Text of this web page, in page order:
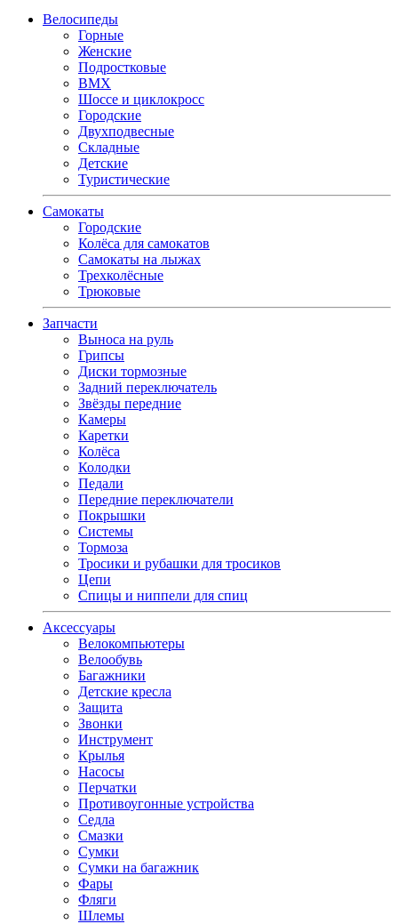
Велосипеды
Горные
Женские
Подростковые
BMX
Шоссе и циклокросс
Городские
Двухподвесные
Складные
Детские
Туристические
Самокаты
Городские
Колёса для самокатов
Самокаты на лыжах
Трехколёсные
Трюковые
Запчасти
Выноса на руль
Грипсы
Диски тормозные
Задний переключатель
Звёзды передние
Камеры
Каретки
Колёса
Колодки
Педали
Передние переключатели
Покрышки
Системы
Тормоза
Тросики и рубашки для тросиков
Цепи
Спицы и ниппели для спиц
Аксессуары
Велокомпьютеры
Велообувь
Багажники
Детские кресла
Защита
Звонки
Инструмент
Крылья
Насосы
Перчатки
Противоугонные устройства
Седла
Смазки
Сумки
Сумки на багажник
Фары
Фляги
Шлемы